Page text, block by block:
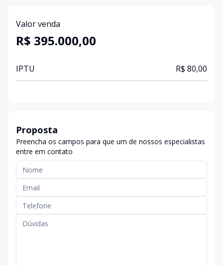
Valor venda
R$ 395.000,00
IPTU R$ 80,00
Proposta
Preencha os campos para que um de nossos especialistas
entre em contato